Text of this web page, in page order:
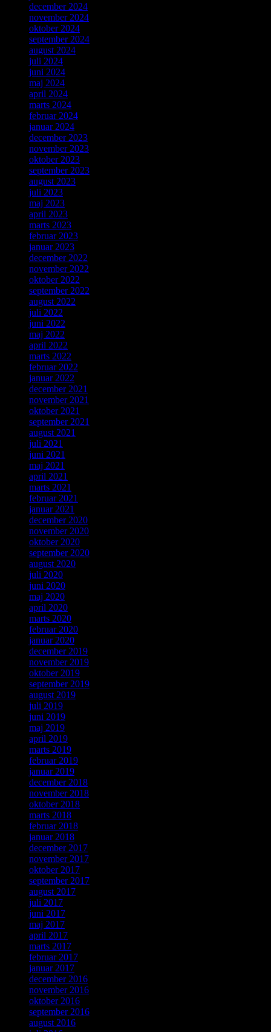
december 2024
november 2024
oktober 2024
september 2024
august 2024
juli 2024
juni 2024
maj 2024
april 2024
marts 2024
februar 2024
januar 2024
december 2023
november 2023
oktober 2023
september 2023
august 2023
juli 2023
maj 2023
april 2023
marts 2023
februar 2023
januar 2023
december 2022
november 2022
oktober 2022
september 2022
august 2022
juli 2022
juni 2022
maj 2022
april 2022
marts 2022
februar 2022
januar 2022
december 2021
november 2021
oktober 2021
september 2021
august 2021
juli 2021
juni 2021
maj 2021
april 2021
marts 2021
februar 2021
januar 2021
december 2020
november 2020
oktober 2020
september 2020
august 2020
juli 2020
juni 2020
maj 2020
april 2020
marts 2020
februar 2020
januar 2020
december 2019
november 2019
oktober 2019
september 2019
august 2019
juli 2019
juni 2019
maj 2019
april 2019
marts 2019
februar 2019
januar 2019
december 2018
november 2018
oktober 2018
marts 2018
februar 2018
januar 2018
december 2017
november 2017
oktober 2017
september 2017
august 2017
juli 2017
juni 2017
maj 2017
april 2017
marts 2017
februar 2017
januar 2017
december 2016
november 2016
oktober 2016
september 2016
august 2016